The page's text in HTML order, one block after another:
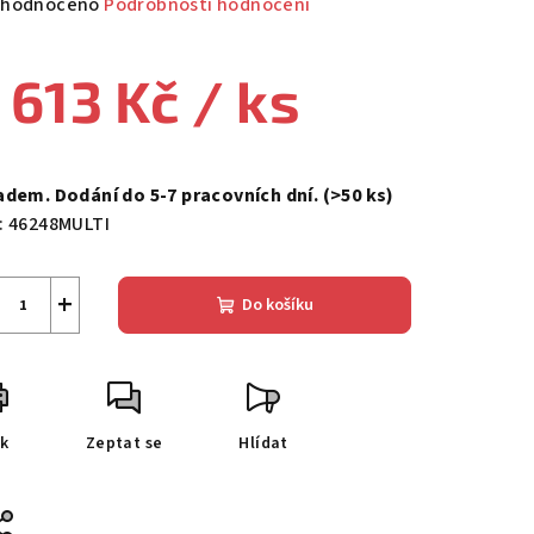
Kč / ks
Dodání do 5-7 pracovních dní. (>50 ks)
46248MULTI
+ Do košíku
Zeptat se Hlídat